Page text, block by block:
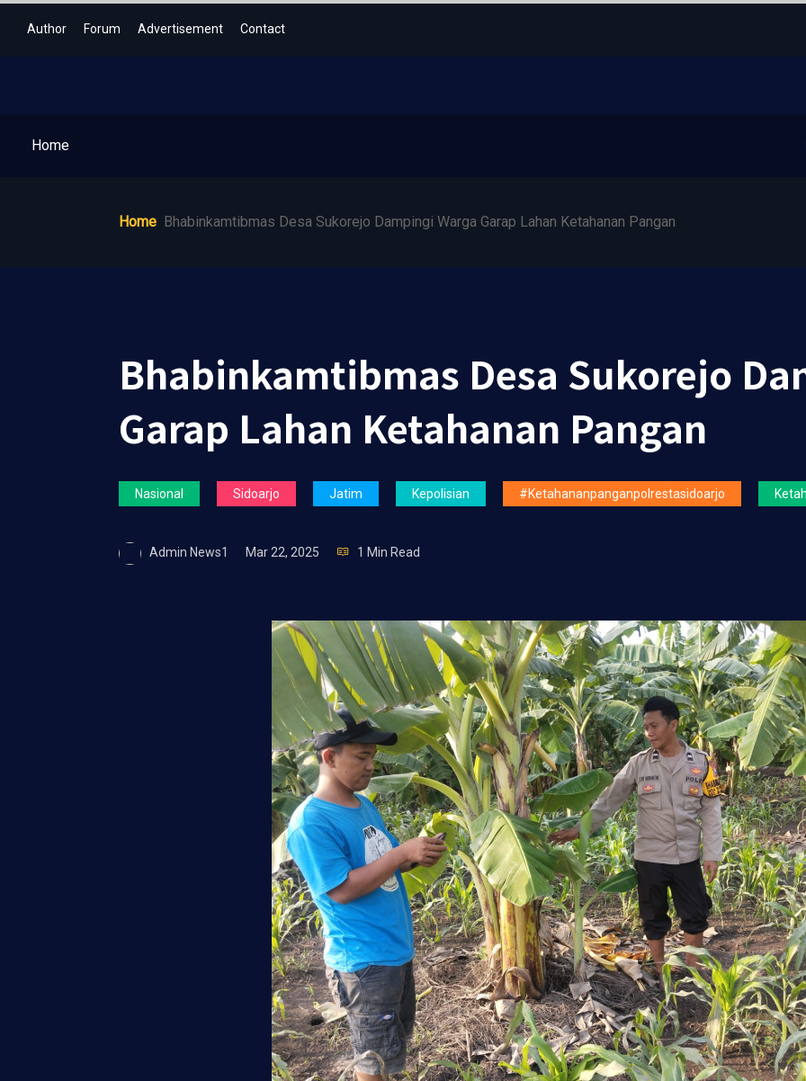
Author Forum Advertisement Contact
Home
Home Bhabinkamtibmas Desa Sukorejo Dampingi Warga Garap Lahan Ketahanan Pangan
Bhabinkamtibmas Desa Sukorejo
Garap Lahan Ketahanan Pangan
Nasional Sidoarjo Jatim Kepolisian #ketahananpanganpolrestasidoarjo
Admin News1 Mar 22, 2025 1 Min Read